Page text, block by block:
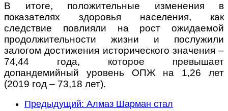
В итоге, положительные изменения в
показателях здоровья населения, как
следствие повлияли на рост ожидаемой
продолжительности жизни и послужили
залогом достижения исторического значения –
74,44 года, которое превышает
допандемийный уровень ОПЖ на 1,26 лет
(2019 год – 73,18 лет).
Предыдущий: Алмаз Шарман стал